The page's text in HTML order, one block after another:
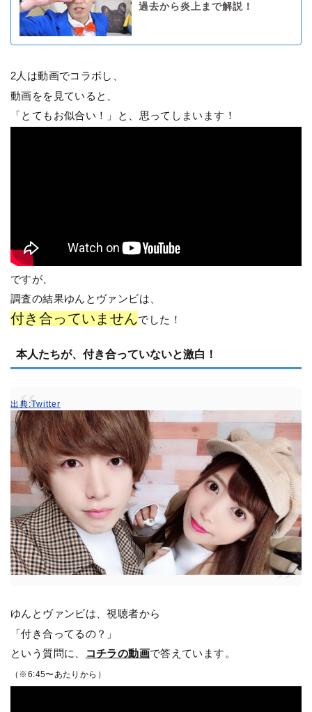
過去から炎上まで解説！
2人は動画でコラボし、
動画をを見ていると、
「とてもお似合い！」と、思ってしまいます！
ですが、
調査の結果ゆんとヴァンビは、
付き合っていませんでした！
本人たちが、付き合っていないと激白！
出典:Twitter
ゆんとヴァンビは、視聴者から
「付き合ってるの？」
という質問に、
コチラの動画で答えています。
（※6:45〜あたりから）